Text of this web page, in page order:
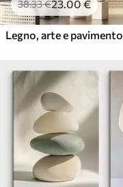
38.33€23.00 €
Legno, arte e pavimento